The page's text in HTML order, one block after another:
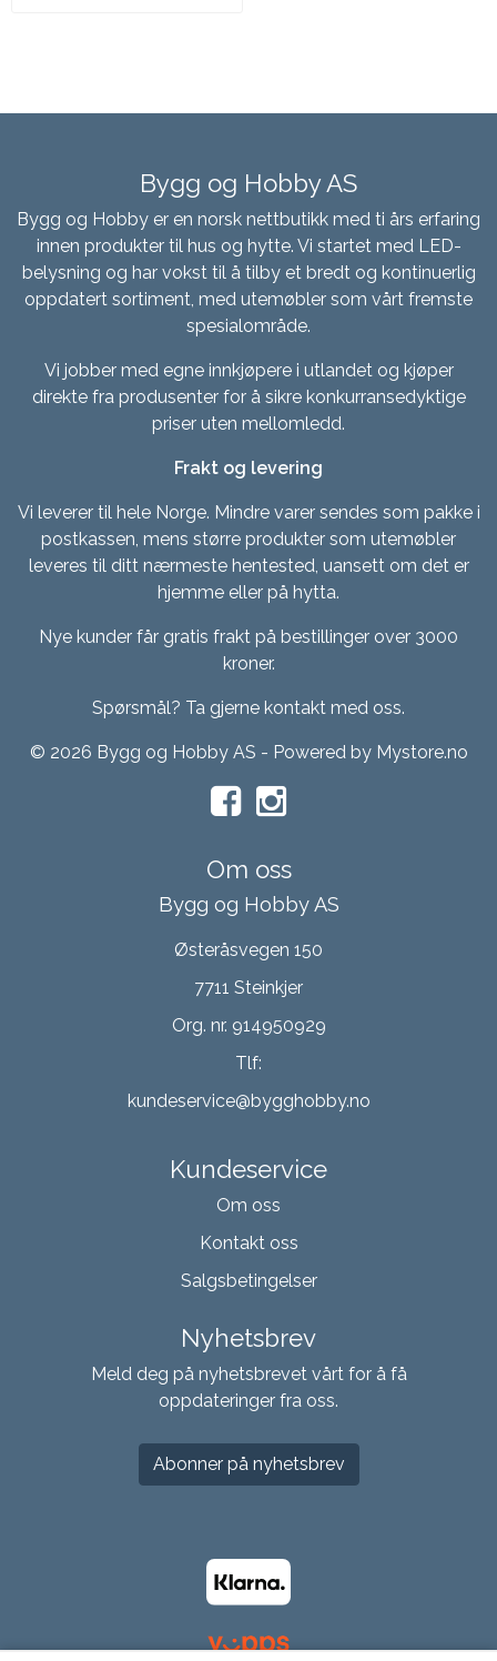
Bygg og Hobby AS
Bygg og Hobby er en norsk nettbutikk med ti års erfaring
innen produkter til hus og hytte. Vi startet med LED-
belysning og har vokst til å tilby et bredt og kontinuerlig
oppdatert sortiment, med utemøbler som vårt fremste
spesialområde.
Vi jobber med egne innkjøpere i utlandet og kjøper
direkte fra produsenter for å sikre konkurransedyktige
priser uten mellomledd.
Frakt og levering
Vi leverer til hele Norge. Mindre varer sendes som pakke i
postkassen, mens større produkter som utemøbler
leveres til ditt nærmeste hentested, uansett om det er
hjemme eller på hytta.
Nye kunder får gratis frakt på bestillinger over 3000
kroner.
Spørsmål? Ta gjerne kontakt med oss.
© 2026 Bygg og Hobby AS - Powered by Mystore.no
Om oss
Bygg og Hobby AS
Østeråsvegen 150
7711 Steinkjer
Org. nr. 914950929
Tlf:
kundeservice@bygghobby.no
Kundeservice
Om oss
Kontakt oss
Salgsbetingelser
Nyhetsbrev
Meld deg på nyhetsbrevet vårt for å få
oppdateringer fra oss.
Abonner på nyhetsbrev